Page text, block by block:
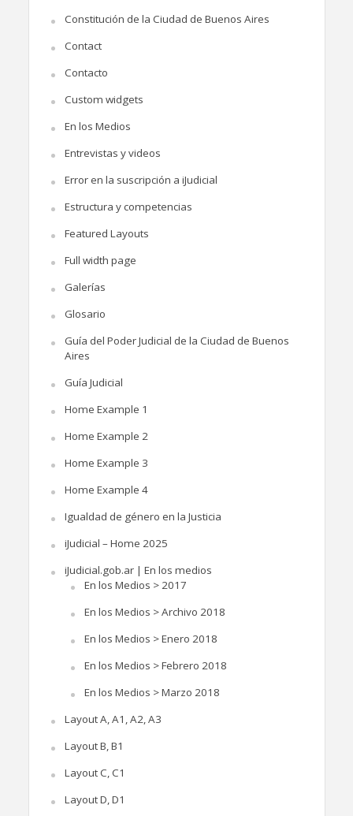
Constitución de la Ciudad de Buenos Aires
Contact
Contacto
Custom widgets
En los Medios
Entrevistas y videos
Error en la suscripción a iJudicial
Estructura y competencias
Featured Layouts
Full width page
Galerías
Glosario
Guía del Poder Judicial de la Ciudad de Buenos
Aires
Guía Judicial
Home Example 1
Home Example 2
Home Example 3
Home Example 4
Igualdad de género en la Justicia
iJudicial – Home 2025
iJudicial.gob.ar | En los medios
En los Medios > 2017
En los Medios > Archivo 2018
En los Medios > Enero 2018
En los Medios > Febrero 2018
En los Medios > Marzo 2018
Layout A, A1, A2, A3
Layout B, B1
Layout C, C1
Layout D, D1